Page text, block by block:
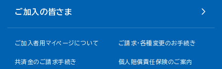
ご加入の皆さま
ご加入者用マイページについて ご請求・各種変更のお手続き
共済金のご請求手続き 個人賠償責任保険のご案内